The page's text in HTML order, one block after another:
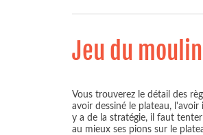
Jeu du moulin
Vous trouverez le détail des
avoir dessiné le plateau,
y a de la stratégie, il faut
au mieux ses pions sur le